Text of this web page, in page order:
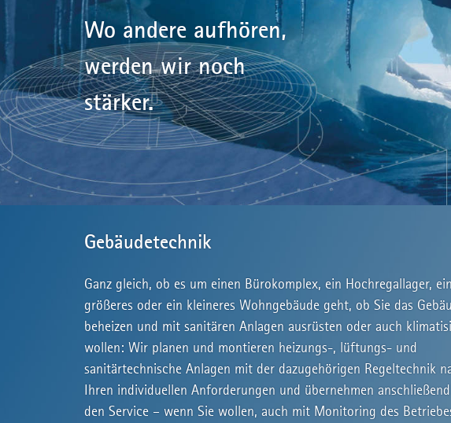
Wo andere aufhören,
werden wir noch
stärker.
Gebäudetechnik
Ganz gleich, ob es um einen Bürokomplex, ein Hochregallager, ein
größeres oder ein kleineres Wohngebäude geht, ob Sie das
beheizen und mit sanitären Anlagen ausrüsten oder auch
wollen: Wir planen und montieren heizungs-, lüftungs- und
sanitärtechnische Anlagen mit der dazugehörigen Regeltechnik
Ihren individuellen Anforderungen und übernehmen
den Service – wenn Sie wollen, auch mit Monitoring des